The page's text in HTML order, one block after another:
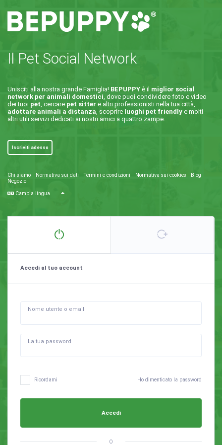
Il Pet Social Network
Unisciti alla nostra grande Famiglia! BEPUPPY è il miglior social
network per animali domestici , dove puoi condividere foto e video
dei tuoi pet , cercare pet sitter e altri professionisti nella tua città,
adottare animali a distanza , scoprire luoghi pet friendly e molti
altri utili servizi dedicati ai nostri amici a quattro zampe.
Iscriviti adesso
Chi siamo Normativa sui dati Termini e condizioni Normativa sui cookies
Blog
Negozio
Cambia lingua
Accedi al tuo account
Nome utente o email
La tua password
Ricordami Ho dimenticato la password
Accedi
O